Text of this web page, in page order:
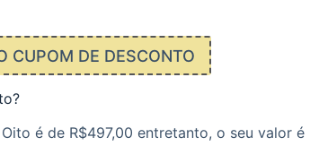
CUPOM DE DESCONTO
é de R$497,00 entretanto, o seu valor é